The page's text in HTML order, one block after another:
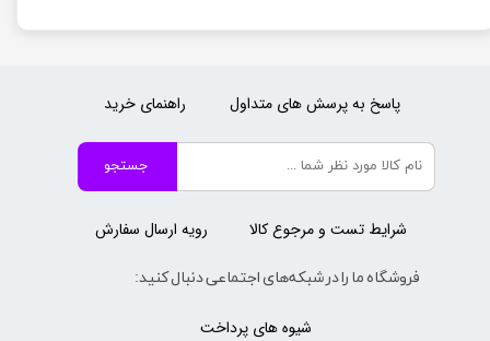
جستجو
فروشگاه ما را در شبکه‌های اجتماعی دنبال کنید:
رویه ارسال سفارش
راهنمای خرید
شیوه های پرداخت
پاسخ به پرسش های متداول
شرایط تست و مرجوع کالا